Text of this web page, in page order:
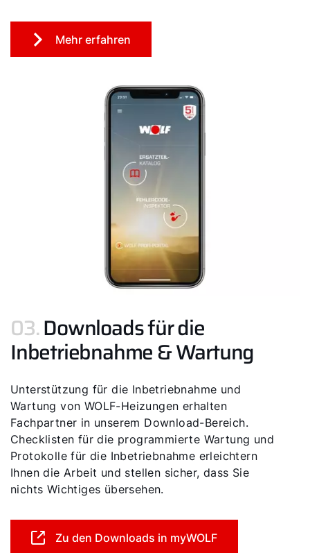
Mehr erfahren
03.Downloads für die
Inbetriebnahme & Wartung
Unterstützung für die Inbetriebnahme und
Wartung von WOLF-Heizungen erhalten
Fachpartner in unserem Download-Bereich.
Checklisten für die programmierte Wartung und
Protokolle für die Inbetriebnahme erleichtern
Ihnen die Arbeit und stellen sicher, dass Sie
nichts Wichtiges übersehen.
Zu den Downloads in myWOLF
Wichtige Links
Anleitungen & techn. Dokumente
Service App